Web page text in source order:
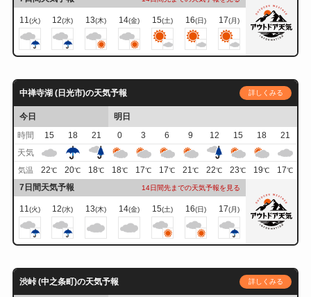
11(火) 12(水) 13(木) 14(金) 15(土) 16(日) 17(月)
中禅寺湖 (日光市)の天気予報 詳しくみる
今日
明日
時間
15 18 21 0 3 6 9 12 15 18
21
天気
気温 22℃ 20℃ 18℃ 18℃ 17℃ 17℃ 21℃ 22℃ 23℃ 19℃ 17℃
7日間天気予報 14日間先までの天気予報を見る
11(火) 12(水) 13(木) 14(金) 15(土) 16(日) 17(月)
渋峠 (中之条町)の天気予報 詳しくみる